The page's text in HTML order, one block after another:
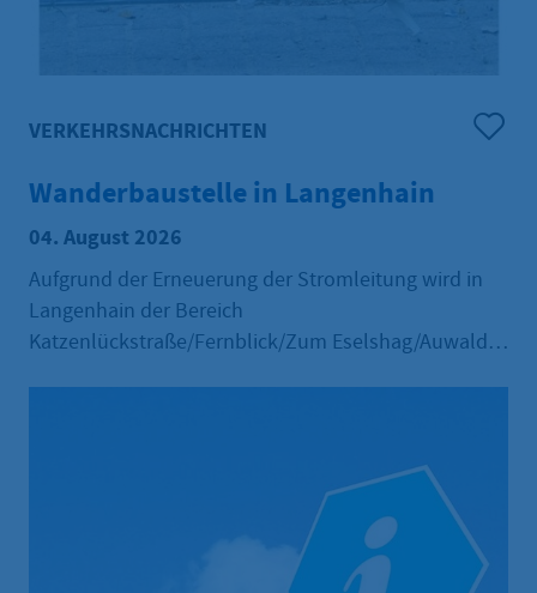
VERKEHRSNACHRICHTEN
Wanderbaustelle in Langenhain
04. August 2026
Aufgrund der Erneuerung der Stromleitung wird in
Langenhain der Bereich
Katzenlückstraße/Fernblick/Zum Eselshag/Auwald